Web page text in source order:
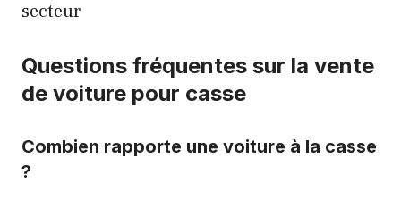
secteur
Questions fréquentes sur la vente
de voiture pour casse
Combien rapporte une voiture à la casse
?